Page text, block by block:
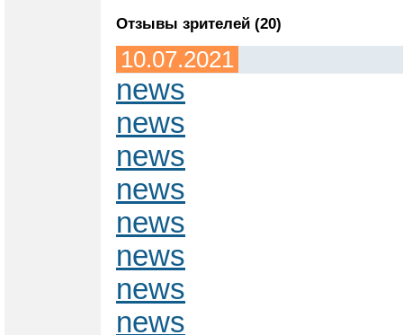
Отзывы зрителей (20)
10.07.2021
news
news
news
news
news
news
news
news